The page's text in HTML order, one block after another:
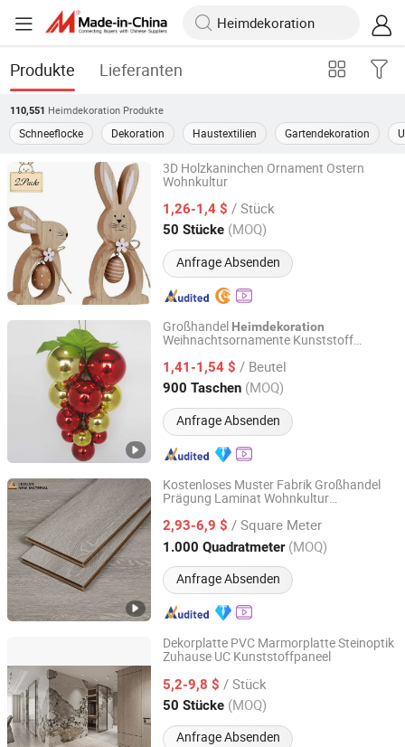
Produkte Lieferanten
110,551 Heimdekoration Produkte
Schneeflocke Dekoration Haustextilien Gartendekoration
3D Holzkaninchen Ornament Ostern
Wohnkultur
1,26-1,4 $ / Stück
50 Stücke (MOQ)
Anfrage Absenden
Taizhou Liushun Timber Co., Ltd.
Zhejiang, China Seit 2026
Großhandel Heimdekoration
Weihnachtsornamente Kunststoff
1,41-1,54 $ / Beutel
900 Taschen (MOQ)
Anfrage Absenden
Yiwu Shuangyuan Christmas Artware Co., Ltd.
Zhejiang, China Seit 2020
Kostenloses Muster Fabrik Großhandel
Prägung Laminat Wohnkultur
Keramische Eiche HDF E1 Boden
2,93-6,9 $ / Square Meter
1.000 Quadratmeter (MOQ)
Anfrage Absenden
Changzhou Lexuan New Material Technology Co., Ltd.
Jiangsu, China Seit 2007
Dekorplatte PVC Marmorplatte Steinoptik
Zuhause UC Kunststoffpaneel
5,2-9,8 $ / Stück
50 Stücke (MOQ)
Anfrage Absenden
Shengze Industry limited
Guangdong, China Seit 2023